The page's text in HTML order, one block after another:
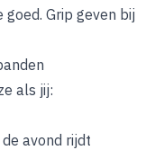
Grip geven bij
als jij:
avond rijdt